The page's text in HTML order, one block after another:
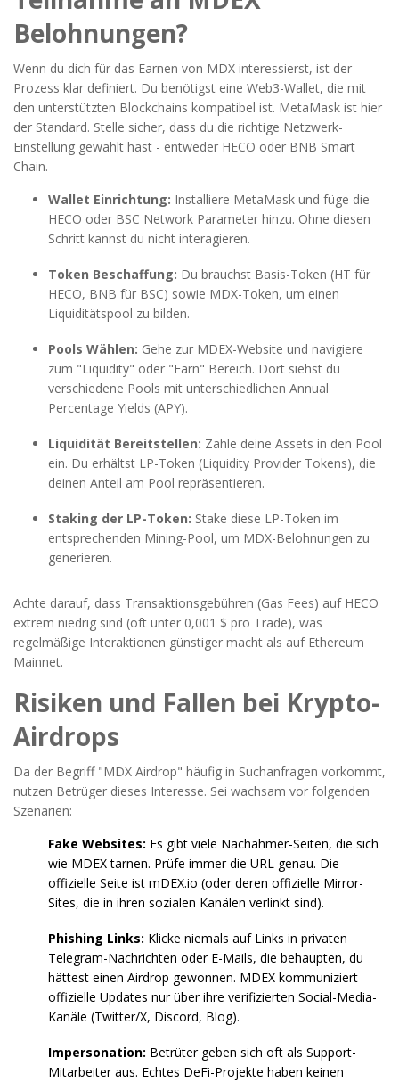
Belohnungen?
Wenn du dich für das Earnen von MDX interessierst, ist der
Prozess klar definiert. Du benötigst eine Web3-Wallet, die mit
den unterstützten Blockchains kompatibel ist. MetaMask ist hier
der Standard. Stelle sicher, dass du die richtige Netzwerk-
Einstellung gewählt hast - entweder HECO oder BNB Smart
Chain.
Wallet Einrichtung: Installiere MetaMask und füge die
HECO oder BSC Network Parameter hinzu. Ohne diesen
Schritt kannst du nicht interagieren.
Token Beschaffung: Du brauchst Basis-Token (HT für
HECO, BNB für BSC) sowie MDX-Token, um einen
Liquiditätspool zu bilden.
Pools Wählen: Gehe zur MDEX-Website und navigiere
zum "Liquidity" oder "Earn" Bereich. Dort siehst du
verschiedene Pools mit unterschiedlichen Annual
Percentage Yields (APY).
Liquidität Bereitstellen: Zahle deine Assets in den Pool
ein. Du erhältst LP-Token (Liquidity Provider Tokens), die
deinen Anteil am Pool repräsentieren.
Staking der LP-Token: Stake diese LP-Token im
entsprechenden Mining-Pool, um MDX-Belohnungen zu
generieren.
Achte darauf, dass Transaktionsgebühren (Gas Fees) auf HECO
extrem niedrig sind (oft unter 0,001 $ pro Trade), was
regelmäßige Interaktionen günstiger macht als auf Ethereum
Mainnet.
Risiken und Fallen bei Krypto-
Airdrops
Da der Begriff "MDX Airdrop" häufig in Suchanfragen vorkommt,
nutzen Betrüger dieses Interesse. Sei wachsam vor folgenden
Szenarien:
Fake Websites: Es gibt viele Nachahmer-Seiten, die sich
wie MDEX tarnen. Prüfe immer die URL genau. Die
offizielle Seite ist mDEX.io (oder deren offizielle Mirror-
Sites, die in ihren sozialen Kanälen verlinkt sind).
Phishing Links: Klicke niemals auf Links in privaten
Telegram-Nachrichten oder E-Mails, die behaupten, du
hättest einen Airdrop gewonnen. MDEX kommuniziert
offizielle Updates nur über ihre verifizierten Social-Media-
Kanäle (Twitter/X, Discord, Blog).
Impersonation: Betrüter geben sich oft als Support-
Mitarbeiter aus. Echtes DeFi-Projekte haben keinen